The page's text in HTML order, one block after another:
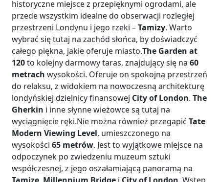
historyczne miejsce z przepięknymi ogrodami, ale
przede wszystkim idealne do obserwacji rozległej
przestrzeni Londynu i jego rzeki –Tamizy. Warto
wybrać się tutaj na zachód słońca, by doświadczyć
całego piękna, jakie oferuje miasto.The Garden at
120to kolejny darmowy taras, znajdujący się na 60
metrach wysokości. Oferuje on spokojną przestrzeń
do relaksu, z widokiem na nowoczesną architekturę
londyńskiej dzielnicy finansowej City of London. The
Gherkin i inne słynne wieżowce są tutaj na
wyciągnięcie ręki.Nie można również przegapić Tate
Modern Viewing Level, umieszczonego na
wysokości 65 metrów. Jest to wyjątkowe miejsce na
odpoczynek po zwiedzeniu muzeum sztuki
współczesnej, z jego oszałamiającą panoramą na